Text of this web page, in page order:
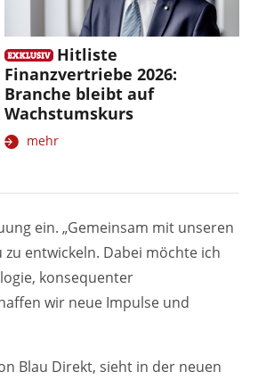
Hitliste
Finanzvertriebe 2026:
Branche bleibt auf
Wachstumskurs
mehr
ein. „Gemeinsam mit unseren
entwickeln. Dabei möchte ich
konsequenter
wir neue Impulse und
Blau Direkt, sieht in der neuen